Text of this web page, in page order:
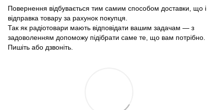
Повернення відбувається тим самим способом доставки, що і
відправка товару за рахунок покупця.
Так як радіотовари мають відповідати вашим задачам — з
задоволенням допоможу підібрати саме те, що вам потрібно.
Пишіть або дзвоніть.